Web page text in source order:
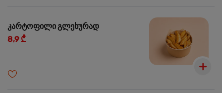
კარტოფილი გლეხურად
8,9 ₾